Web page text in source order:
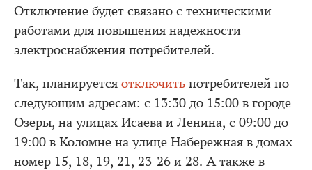
Отключение будет связано с техническими
работами для повышения надежности
электроснабжения потребителей.
Так, планируется отключить потребителей по
следующим адресам: с 13:30 до 15:00 в городе
Озеры, на улицах Исаева и Ленина, с 09:00 до
19:00 в Коломне на улице Набережная в домах
номер 15, 18, 19, 21, 23-26 и 28. А также в